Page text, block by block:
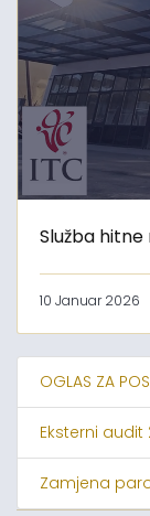
Služba
10 Januar 2026
OGLAS ZA
Eksterni audit
Zamjena